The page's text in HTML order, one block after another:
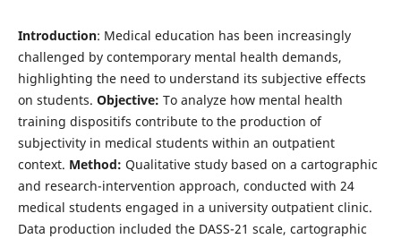
Introduction: Medical education has been increasingly
challenged by contemporary mental health demands,
highlighting the need to understand its subjective effects
on students. Objective: To analyze how mental health
training dispositifs contribute to the production of
subjectivity in medical students within an outpatient
context. Method: Qualitative study based on a cartographic
and research-intervention approach, conducted with 24
medical students engaged in a university outpatient clinic.
Data production included the DASS-21 scale, cartographic